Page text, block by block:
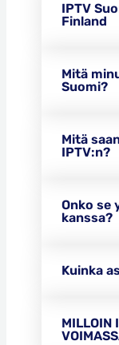
IPTV
Finland
Mitä
Suomi?
Mitä
IPTV:n?
Onko se
kanssa?
Kuinka
MILLOIN